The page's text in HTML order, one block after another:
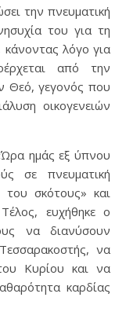
την πνευματική
του για τη
κάνοντας λόγο για
από την
Θεό, γεγονός που
οικογενειών
ημάς εξ ύπνου
σε πνευματική
σκότους» και
ευχήθηκε ο
να διανύσουν
να
Κυρίου και να
καρδίας